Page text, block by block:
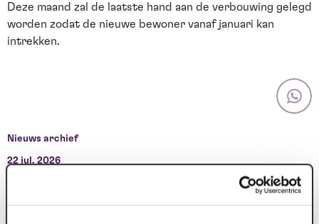
Deze maand zal de laatste hand aan de verbouwing gelegd
worden zodat de nieuwe bewoner vanaf januari kan
intrekken.
Nieuws archief
22 jul. 2026